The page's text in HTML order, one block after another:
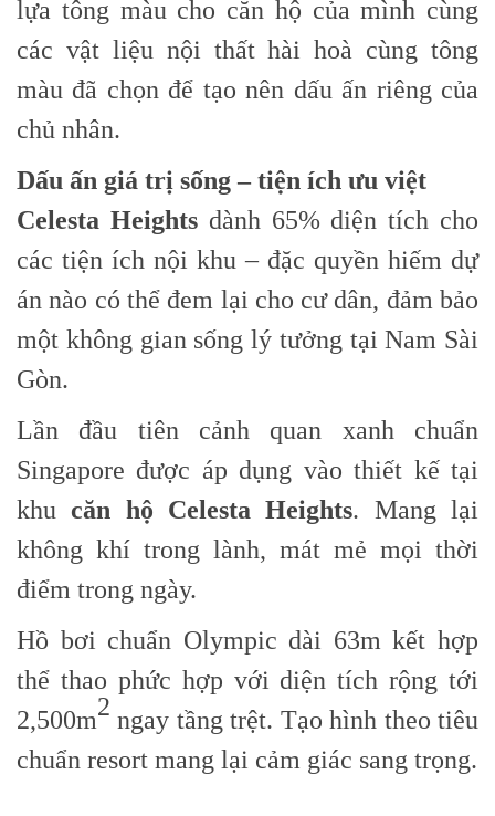
lựa tông màu cho căn hộ của mình cùng
các vật liệu nội thất hài hoà cùng tông
màu đã chọn để tạo nên dấu ấn riêng của
chủ nhân.
Dấu ấn giá trị sống – tiện ích ưu việt
Celesta Heightsdành 65% diện tích cho
các tiện ích nội khu – đặc quyền hiếm dự
án nào có thể đem lại cho cư dân, đảm bảo
một không gian sống lý tưởng tại Nam Sài
Gòn.
Lần đầu tiên cảnh quan xanh chuẩn
Singapore được áp dụng vào thiết kế tại
khucăn hộ Celesta Heights. Mang lại
không khí trong lành, mát mẻ mọi thời
điểm trong ngày.
Hồ bơi chuẩn Olympic dài 63m kết hợp
thể thao phức hợp với diện tích rộng tới
2,500m2 ngay tầng trệt. Tạo hình theo tiêu
chuẩn resort mang lại cảm giác sang trọng.